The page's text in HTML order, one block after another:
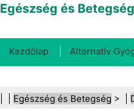
Egészség és Betegség
Kezdőlap Alternatív
Fogegészség Diéta És
Egészség és Betegség > |